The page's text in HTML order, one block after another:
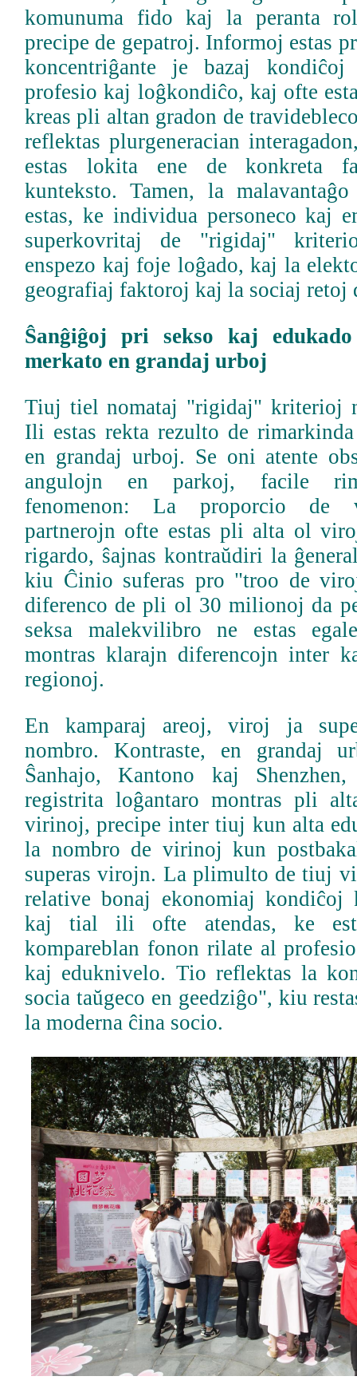
komunuma fido kaj la peranta
precipe de gepatroj. Informoj estas
koncentriĝante je bazaj
profesio kaj loĝkondiĉo, kaj ofte
kreas pli altan gradon de
reflektas plurgeneracian
estas lokita ene de konkreta
kunteksto. Tamen, la
estas, ke individua personeco kaj
superkovritaj de "rigidaj"
enspezo kaj foje loĝado, kaj la
geografiaj faktoroj kaj la sociaj retoj
Ŝanĝiĝoj pri sekso kaj
merkato en grandaj urboj
Tiuj tiel nomataj "rigidaj" kriterioj
Ili estas rekta rezulto de
en grandaj urboj. Se oni atente
angulojn en parkoj, facile
fenomenon: La proporcio de
partnerojn ofte estas pli alta ol
rigardo, ŝajnas kontraŭdiri la
kiu Ĉinio suferas pro "troo de
diferenco de pli ol 30 milionoj da
seksa malekvilibro ne estas
montras klarajn diferencojn inter
regionoj.
En kamparaj areoj, viroj ja
nombro. Kontraste, en grandaj
Ŝanhajo, Kantono kaj
registrita loĝantaro montras pli
virinoj, precipe inter tiuj kun alta
la nombro de virinoj kun
superas virojn. La plimulto de tiuj
relative bonaj ekonomiaj kondiĉoj
kaj tial ili ofte atendas, ke
kompareblan fonon rilate al
kaj eduknivelo. Tio reflektas la
socia taŭgeco en geedziĝo", kiu
la moderna ĉina socio.